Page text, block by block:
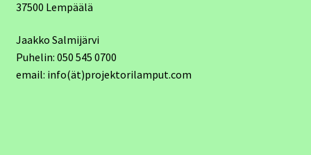
37500 Lempäälä
Jaakko Salmijärvi
Puhelin: 050 545 0700
email: info(ät)projektorilamput.com